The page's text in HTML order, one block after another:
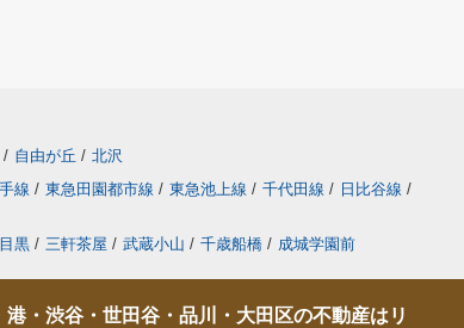
/ 自由が丘 / 北沢
線 / 東急田園都市線 / 東急池上線 / 千代田線 / 日比谷線 /
黒 / 三軒茶屋 / 武蔵小山 / 千歳船橋 / 成城学園前
港・渋谷・世田谷・品川・大田区の不動産はリ